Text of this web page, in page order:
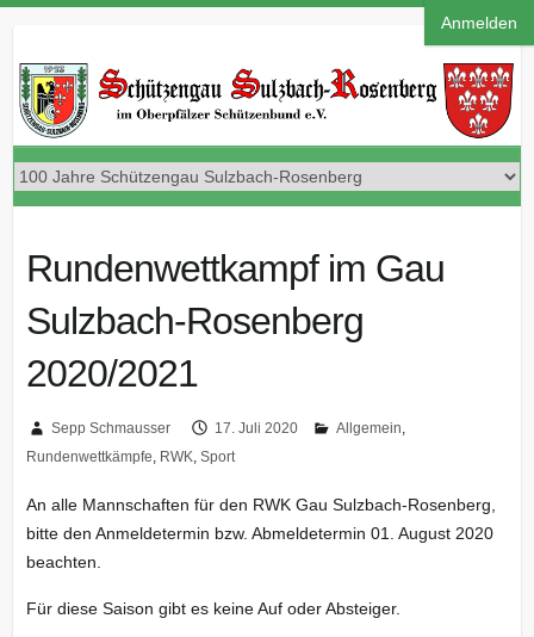
Anmelden
Rundenwettkampf im Gau
Sulzbach-Rosenberg
2020/2021
Sepp Schmausser 17. Juli 2020 Allgemein,
Rundenwettkämpfe, RWK, Sport
An alle Mannschaften für den RWK Gau Sulzbach-Rosenberg,
bitte den Anmeldetermin bzw. Abmeldetermin 01. August 2020
beachten.
Für diese Saison gibt es keine Auf oder Absteiger.